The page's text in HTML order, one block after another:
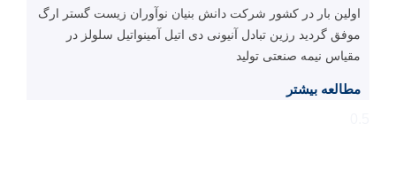
اولین بار در کشور شرکت دانش بنیان نوآوران زیست گستر ارگ
موفق گردید رزین تبادل آنیونی دی اتیل آمینواتیل سلولز در
مقیاس نیمه صنعتی تولید
مطالعه بیشتر